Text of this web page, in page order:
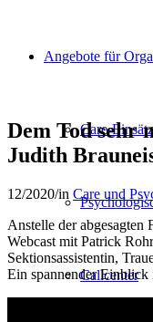
Angebote für
Care-
Callcenter
Dem Tod sehr
Judith
12/2020/in Care und
Anstelle der abgesagten
Webcast mit Patrick
Sektionsassistentin,
Ein spannender